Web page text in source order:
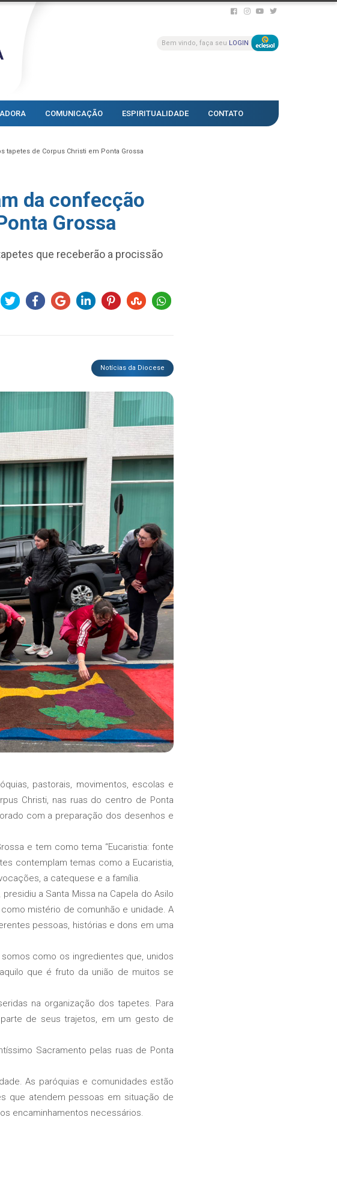
Bem vindo, faça seu LOGIN
COMUNICAÇÃO ESPIRITUALIDADE CONTATO
de Corpus Christi em Ponta Grossa
da confecção
Grossa
que receberão a procissão
Notícias da Diocese
pastorais, movimentos, escolas e
Christi, nas ruas do centro de Ponta
com a preparação dos desenhos e
e tem como tema “Eucaristia: fonte
contemplam temas como a Eucaristia,
a catequese e a família.
a Santa Missa na Capela do Asilo
mistério de comunhão e unidade. A
pessoas, histórias e dons em uma
como os ingredientes que, unidos
que é fruto da união de muitos se
na organização dos tapetes. Para
de seus trajetos, em um gesto de
Sacramento pelas ruas de Ponta
As paróquias e comunidades estão
que atendem pessoas em situação de
encaminhamentos necessários.